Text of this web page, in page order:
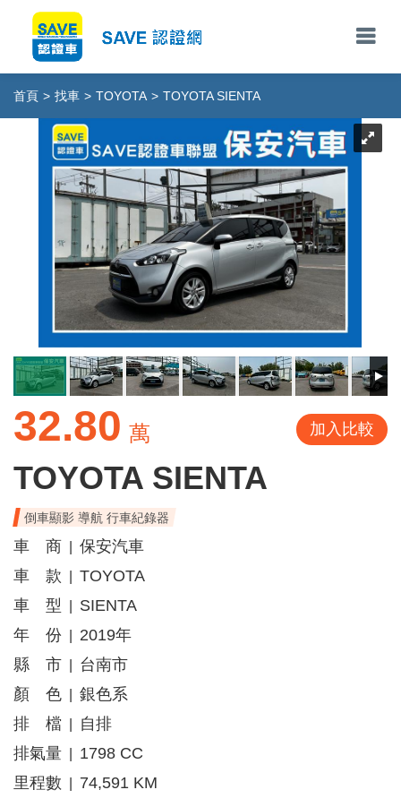
首頁 > 找車 > TOYOTA > TOYOTA SIENTA
32.80 萬 加入比較
TOYOTA SIENTA
倒車顯影 導航 行車紀錄器
車 商
保安汽車
車 款
TOYOTA
車 型
SIENTA
年 份
2019年
縣 市
台南市
顏 色
銀色系
排 檔
自排
排氣量
1798 CC
里程數
74,591 KM